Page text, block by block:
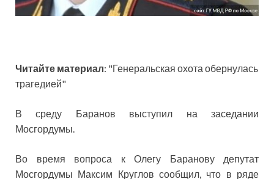
Читайте материал: "Генеральская охота обернулась
трагедией"
В среду Баранов выступил на заседании
Мосгордумы.
Во время вопроса к Олегу Баранову депутат
Мосгордумы Максим Круглов сообщил, что в ряде